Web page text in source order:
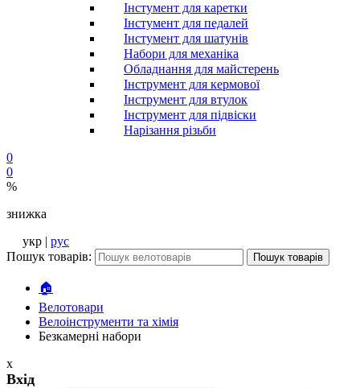
Інстумент для каретки
Інстумент для педалей
Інстумент для шатунів
Набори для механіка
Обладнання для майстерень
Інструмент для кермової
Інструмент для втулок
Інструмент для підвіски
Нарізання різьби
0
0
%
знижка
укр | рус
Пошук товарів:
Пошук товарів
🏠
Велотовари
Велоінструменти та хімія
Безкамерні набори
x
Вхід